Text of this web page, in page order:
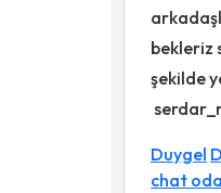
bekleriz
şekilde
Duygel
chat